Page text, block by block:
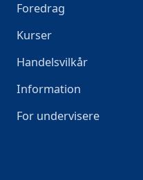
Foredrag
Kurser
Handelsvilkår
Information
For undervisere